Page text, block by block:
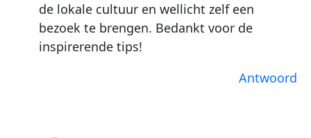
de lokale cultuur en wellicht zelf een
bezoek te brengen. Bedankt voor de
inspirerende tips!
Antwoord